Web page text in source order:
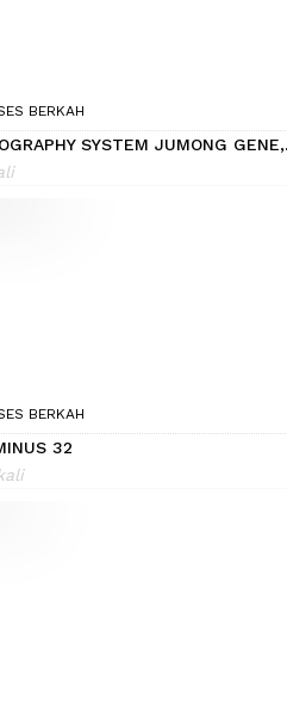
BERKAH
SYSTEM JUMONG
BERKAH
32